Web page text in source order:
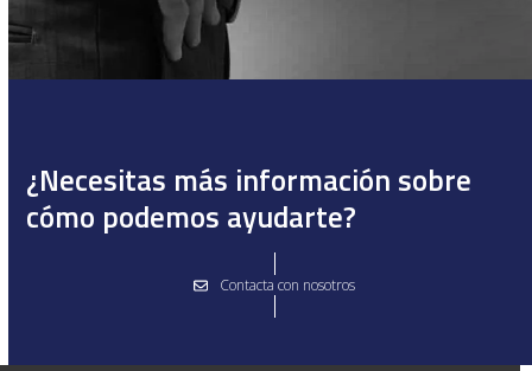
¿Necesitas más información sobre
cómo podemos ayudarte?
Contacta con nosotros